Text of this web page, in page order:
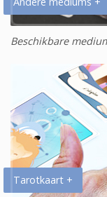
Beschikbare
Tarotkaart +